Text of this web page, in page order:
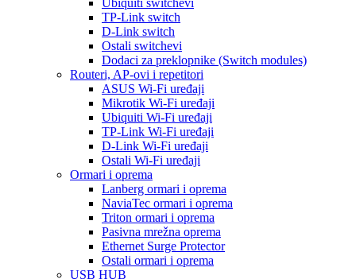
Ubiquiti switchevi
TP-Link switch
D-Link switch
Ostali switchevi
Dodaci za preklopnike (Switch modules)
Routeri, AP-ovi i repetitori
ASUS Wi-Fi uređaji
Mikrotik Wi-Fi uređaji
Ubiquiti Wi-Fi uređaji
TP-Link Wi-Fi uređaji
D-Link Wi-Fi uređaji
Ostali Wi-Fi uređaji
Ormari i oprema
Lanberg ormari i oprema
NaviaTec ormari i oprema
Triton ormari i oprema
Pasivna mrežna oprema
Ethernet Surge Protector
Ostali ormari i oprema
USB HUB